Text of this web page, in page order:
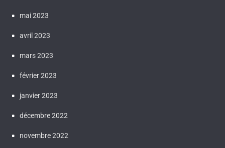
mai 2023
avril 2023
mars 2023
février 2023
janvier 2023
décembre 2022
novembre 2022